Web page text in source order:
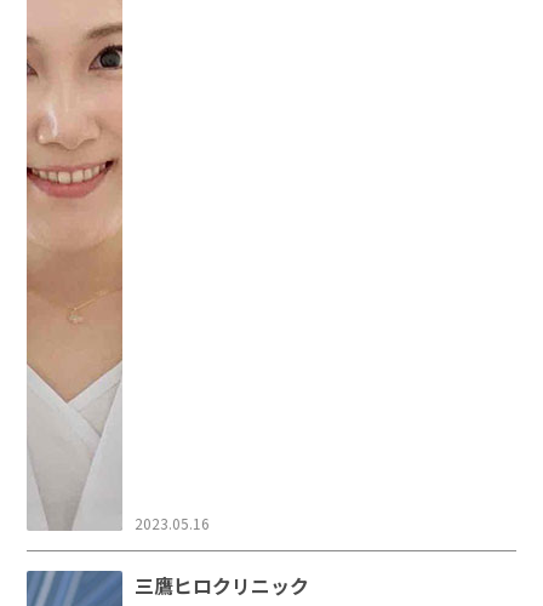
2023.05.16
三鷹ヒロクリニック